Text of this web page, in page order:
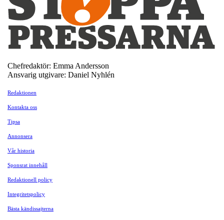
Chefredaktör: Emma Andersson
Ansvarig utgivare: Daniel Nyhlén
Redaktionen
Kontakta oss
Tipsa
Annonsera
Vår historia
Sponsrat innehåll
Redaktionell policy
Integritetspolicy
Bästa kändissajterna